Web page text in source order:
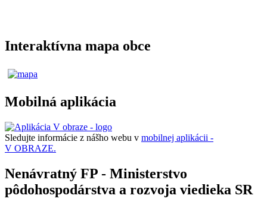
Interaktívna mapa obce
Mobilná aplikácia
Sledujte informácie z nášho webu v mobilnej aplikácii -
V OBRAZE.
Nenávratný FP - Ministerstvo
pôdohospodárstva a rozvoja viedieka SR